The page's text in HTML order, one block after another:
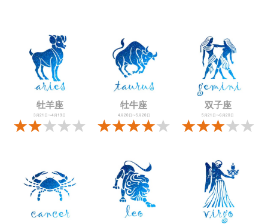
牡羊座
3月21日〜4月19日
牡牛座
4月20日〜5月20日
双子座
5月21日〜6月20日